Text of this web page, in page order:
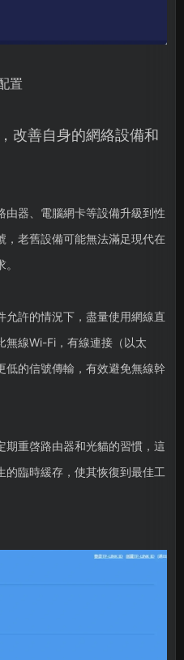
置
改善自身的網絡設備和
由器、電腦網卡等設備升級到性
，老舊設備可能無法滿足現代在
允許的情況下，盡量使用網線直
無線Wi-Fi，有線連接（以太
低的信號傳輸，有效避免無線幹
期重啓路由器和光貓的習慣，這
的臨時緩存，使其恢復到最佳工